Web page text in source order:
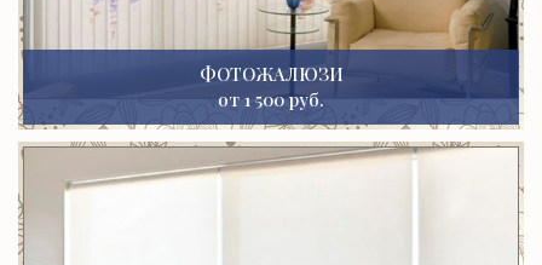
ФОТОЖАЛЮЗИ
от 1 500 руб.